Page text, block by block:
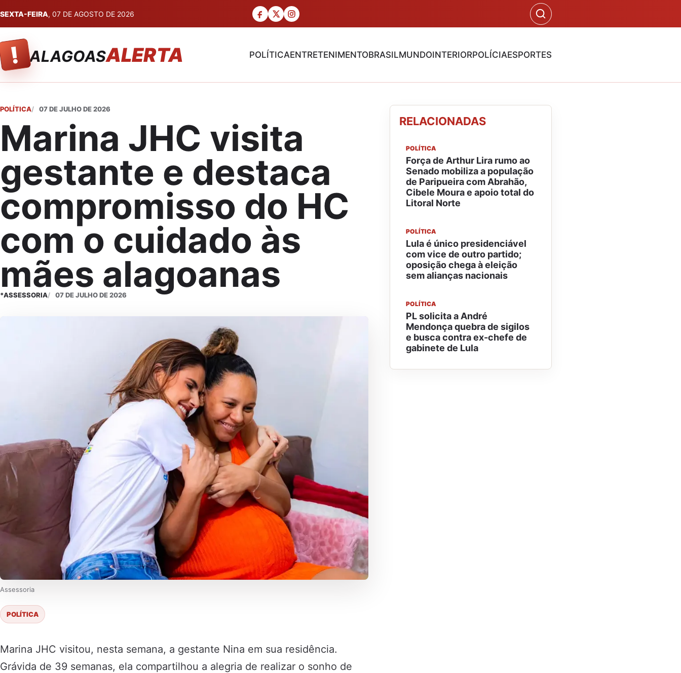
SEXTA-FEIRA, 07 DE AGOSTO DE 2026
! ALAGOASALERTA POLÍTICAENTRETENIMENTOBRASILMUNDOINTERIORPOLÍCIAESPORTES
POLÍTICA 07 DE JULHO DE 2026
Marina JHC visita
gestante e destaca
compromisso do HC
com o cuidado às
mães alagoanas
*ASSESSORIA 07 DE JULHO DE 2026
Assessoria
POLÍTICA
Marina JHC visitou, nesta semana, a gestante Nina em sua residência.
Grávida de 39 semanas, ela compartilhou a alegria de realizar o sonho de
RELACIONADAS
POLÍTICA
Força de Arthur Lira rumo ao
Senado mobiliza a população
de Paripueira com Abrahão,
Cibele Moura e apoio total do
Litoral Norte
POLÍTICA
Lula é único presidenciável
com vice de outro partido;
oposição chega à eleição
sem alianças nacionais
POLÍTICA
PL solicita a André
Mendonça quebra de sigilos
e busca contra ex-chefe de
gabinete de Lula